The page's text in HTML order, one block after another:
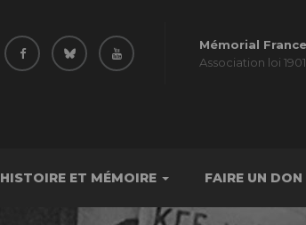
Mémorial France
Association loi 1901
HISTOIRE ET MÉMOIRE FAIRE UN DON